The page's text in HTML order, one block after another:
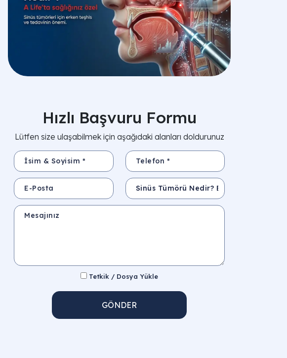
Hızlı Başvuru Formu
Lütfen size ulaşabilmek için aşağıdaki alanları doldurunuz
İsim & Soyisim * Telefon *
E-Posta Konu
Mesajınız
Tetkik / Dosya Yükle
GÖNDER